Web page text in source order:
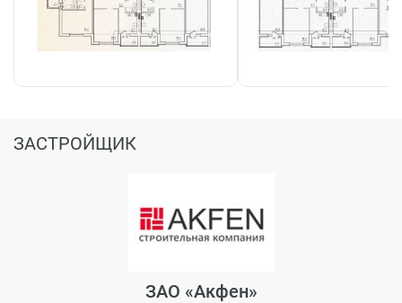
ЗАСТРОЙЩИК
ЗАО «Акфен»